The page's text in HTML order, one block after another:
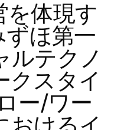
を体現す
ずほ第一
ルテクノ
クスタイ
ー/ワー